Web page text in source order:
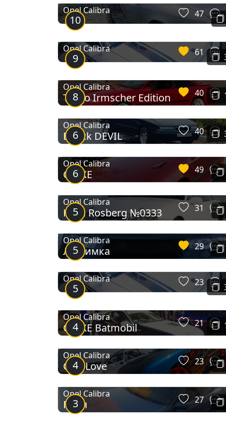
10
Opel Calibra 47
9
Opel Calibra 61
8
Opel Calibra
Turbo Irmscher Edition 40
6
Opel Calibra
Bl@ck DEVIL 40
6
Opel Calibra
C20XE 49
5
Opel Calibra
Кеке Rosberg №0333 31
5
Opel Calibra
Любимка 29
5
Opel Calibra 23
4
Opel Calibra
С20ХЕ Batmobil 21
4
Opel Calibra
One Love 23
3
Opel Calibra
Пуля 27